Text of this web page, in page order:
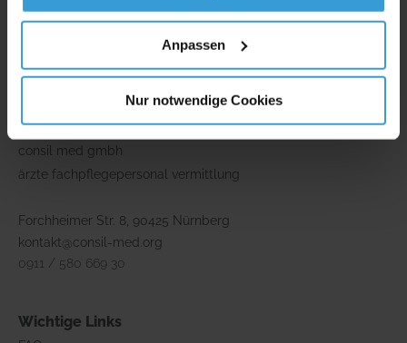
Anpassen
Nur notwendige Cookies
** Namen, Bilder und Inhalte wurden zum Schutz der Privatsphäre
*** mehr zur YouTube-Datenschutzerklärung sowie deren Einwilligung
findet man hier:Mehr erfahren.
Adresse
consil med gmbh
ärzte fachpflegepersonal vermittlung
Forchheimer Str. 8, 90425 Nürnberg
kontakt@consil-med.org
0911 / 580 669 30
Wichtige Links